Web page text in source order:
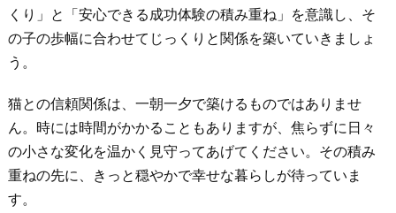
くり」と「安心できる成功体験の積み重ね」を意識し、そ
の子の歩幅に合わせてじっくりと関係を築いていきましょ
う。
猫との信頼関係は、一朝一夕で築けるものではありませ
ん。時には時間がかかることもありますが、焦らずに日々
の小さな変化を温かく見守ってあげてください。その積み
重ねの先に、きっと穏やかで幸せな暮らしが待っていま
す。